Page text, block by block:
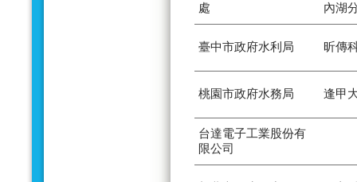
處
內湖
臺中市政府水利局 昕傳
桃園市政府水務局 逢甲
台達電子工業股份有
限公司